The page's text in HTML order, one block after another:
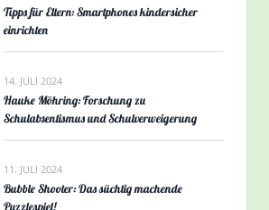
Tipps für Eltern: Smartphones kindersicher
einrichten
14. JULI 2024
Hauke Möhring: Forschung zu
Schulabsentismus und Schulverweigerung
11. JULI 2024
Bubble Shooter: Das süchtig machende
Puzzlespiel!